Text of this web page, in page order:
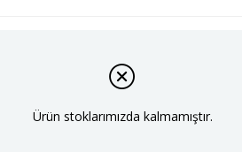
Ürün stoklarımızda kalmamıştır.